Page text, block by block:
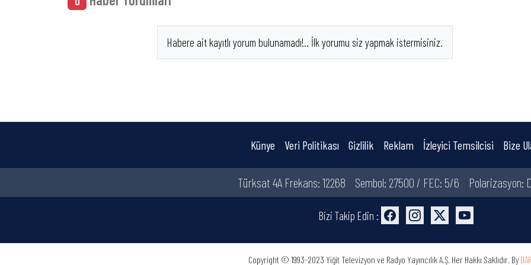
Habere ait kayıtlı yorum bulunamadı!.. İlk yorumu siz yapmak istermisiniz.
Künye Veri Politikası Gizlilik Reklam İzleyici Temsilcisi Bize
Türksat 4A Frekans: 12268 Sembol: 27500 / FEC: 5/6 Polarizasyon:
Bizi Takip Edin :
Copyright © 1993-2023 Yiğit Televizyon ve Radyo Yayıncılık A.Ş. Her Hakkı Saklıdır. By